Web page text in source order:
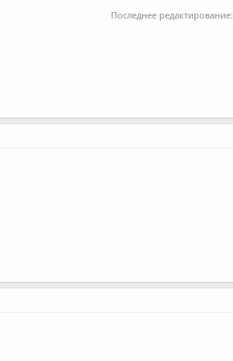
Последнее редактирование: